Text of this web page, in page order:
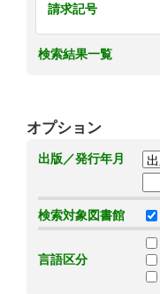
請求記号
検索結果一覧
オプション
出版／発行年月
検索対象図書館
言語区分